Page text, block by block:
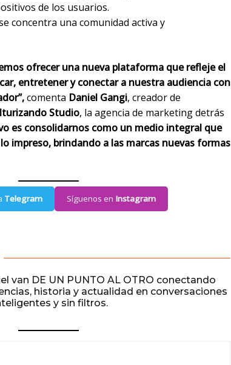
de los usuarios.
concentra una comunidad activa y
ofrecer una nueva plataforma que refleje el
entretener y conectar a nuestra audiencia con
comenta Daniel Gangi, creador de
Studio, la agencia de marketing detrás
es consolidarnos como un medio integral que
impreso, brindando a las marcas nuevas formas
Telegram Síguenos en Instagram
van DE UN PUNTO AL OTRO conectando
historia y actualidad en conversaciones
y sin filtros.